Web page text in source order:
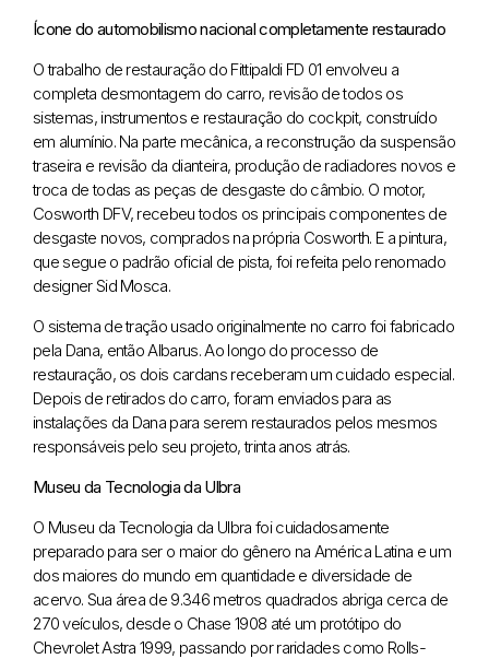
Ícone do automobilismo nacional completamente restaurado
O trabalho de restauração do Fittipaldi FD 01 envolveu a
completa desmontagem do carro, revisão de todos os
sistemas, instrumentos e restauração do cockpit, construído
em alumínio. Na parte mecânica, a reconstrução da suspensão
traseira e revisão da dianteira, produção de radiadores novos e
troca de todas as peças de desgaste do câmbio. O motor,
Cosworth DFV, recebeu todos os principais componentes de
desgaste novos, comprados na própria Cosworth. E a pintura,
que segue o padrão oficial de pista, foi refeita pelo renomado
designer Sid Mosca.
O sistema de tração usado originalmente no carro foi fabricado
pela Dana, então Albarus. Ao longo do processo de
restauração, os dois cardans receberam um cuidado especial.
Depois de retirados do carro, foram enviados para as
instalações da Dana para serem restaurados pelos mesmos
responsáveis pelo seu projeto, trinta anos atrás.
Museu da Tecnologia da Ulbra
O Museu da Tecnologia da Ulbra foi cuidadosamente
preparado para ser o maior do gênero na América Latina e um
dos maiores do mundo em quantidade e diversidade de
acervo. Sua área de 9.346 metros quadrados abriga cerca de
270 veículos, desde o Chase 1908 até um protótipo do
Chevrolet Astra 1999, passando por raridades como Rolls-